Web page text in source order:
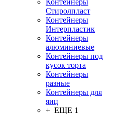
Контейнеры
Стиролпласт
Контейнеры
Интерпластик
Контейнеры
алюминиевые
Контейнеры под
кусок торта
Контейнеры
разные
Контейнеры для
яиц
+ ЕЩЕ 1